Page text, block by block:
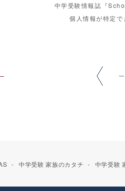
中学受験情報誌『
個人情報が特定
中学受験 家族のカタチ 中学受験